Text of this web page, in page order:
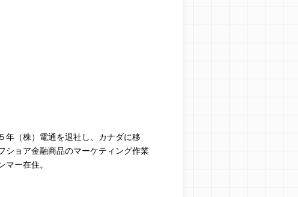
年（株）電通を退社し、カナダに移
ショア金融商品のマーケティング作業
ー在住。